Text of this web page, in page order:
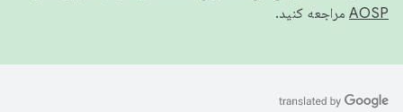
AOSP مراجعه کنید.